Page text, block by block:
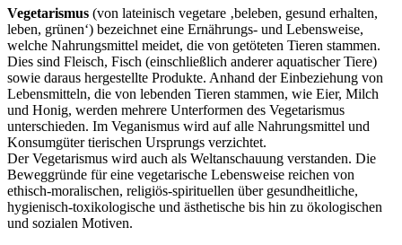
Vegetarismus (von lateinisch vegetare ‚beleben, gesund erhalten,
leben, grünen‘) bezeichnet eine Ernährungs- und Lebensweise,
welche Nahrungsmittel meidet, die von getöteten Tieren stammen.
Dies sind Fleisch, Fisch (einschließlich anderer aquatischer Tiere)
sowie daraus hergestellte Produkte. Anhand der Einbeziehung von
Lebensmitteln, die von lebenden Tieren stammen, wie Eier, Milch
und Honig, werden mehrere Unterformen des Vegetarismus
unterschieden. Im Veganismus wird auf alle Nahrungsmittel und
Konsumgüter tierischen Ursprungs verzichtet.
Der Vegetarismus wird auch als Weltanschauung verstanden. Die
Beweggründe für eine vegetarische Lebensweise reichen von
ethisch-moralischen, religiös-spirituellen über gesundheitliche,
hygienisch-toxikologische und ästhetische bis hin zu ökologischen
und sozialen Motiven.